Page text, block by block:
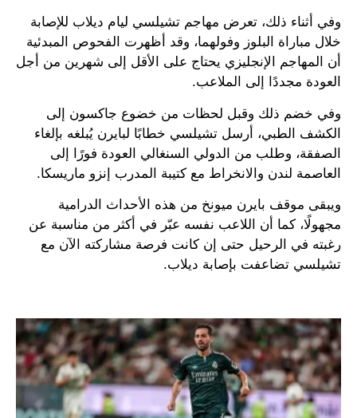
وفي أثناء ذلك، تعرض مهاجم تشيلسي ليام ديلاب للإصابة
خلال مباراة البلوز وفولهما، وقد أظهرت الفحوص المبدئية
أن المهاجم الإنجليزي يحتاج على الأقل إلى شهرين من أجل
العودة مجددًا إلى الملاعب.
وفي خضم ذلك وقبل لحظات من خضوع جاكسون إلى
الكشف الطبي، أرسل تشيلسي خطابًا لبايرن يُبلغه بإلغاء
الصفقة، وطلب من الدولي السنغالي العودة فورًا إلى
العاصمة لندن والانخراط مع كتيبة المدرب إنزو ماريسكا.
ويبقى موقف بايرن ميونخ من هذه الأحداث الدرامية
مجهولًا، كما أن اللاعب نفسه عبّر في أكثر من مناسبة عن
رغبته في الرحيل حتى إن كانت فرصة مشاركته الآن مع
تشيلسي تضاعفت بإصابة ديلاب.